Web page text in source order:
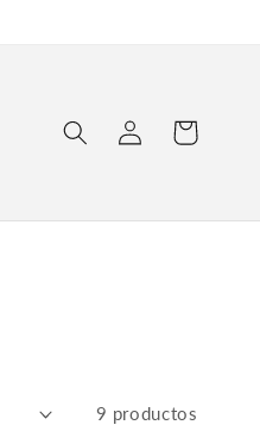
Log
in
Carrito
9 productos